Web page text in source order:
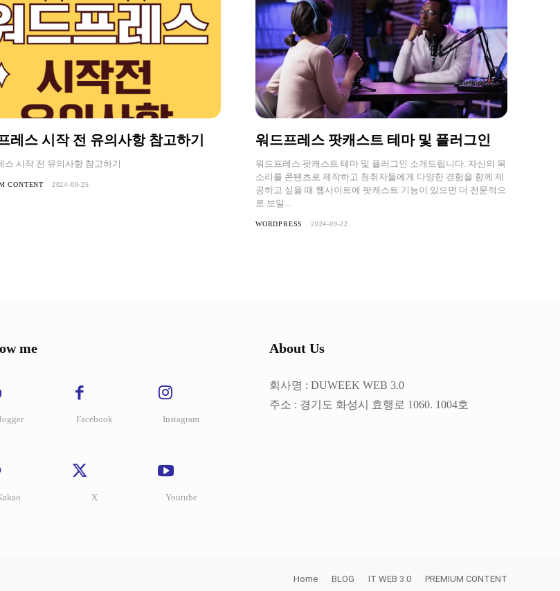
레스 시작 전 유의사항 참고하기
스 시작 전 유의사항 참고하기
CONTENT 2024-09-25
워드프레스 팟캐스트 테마 및 플러그인
워드프레스 팟캐스트 테마 및 플러그인 소개드립니다. 자신의 목
소리를 콘텐츠로 제작하고 청취자들에게 다양한 경험을 함께 제
공하고 싶을 때 웹사이트에 팟캐스트 기능이 있으면 더 전문적으
로 보일...
WORDPRESS 2024-09-22
me
Facebook Instagram
X Youtube
About Us
회사명 : DUWEEK WEB 3.0
주소 : 경기도 화성시 효행로 1060. 1004호
Home BLOG IT WEB 3.0 PREMIUM CONTENT